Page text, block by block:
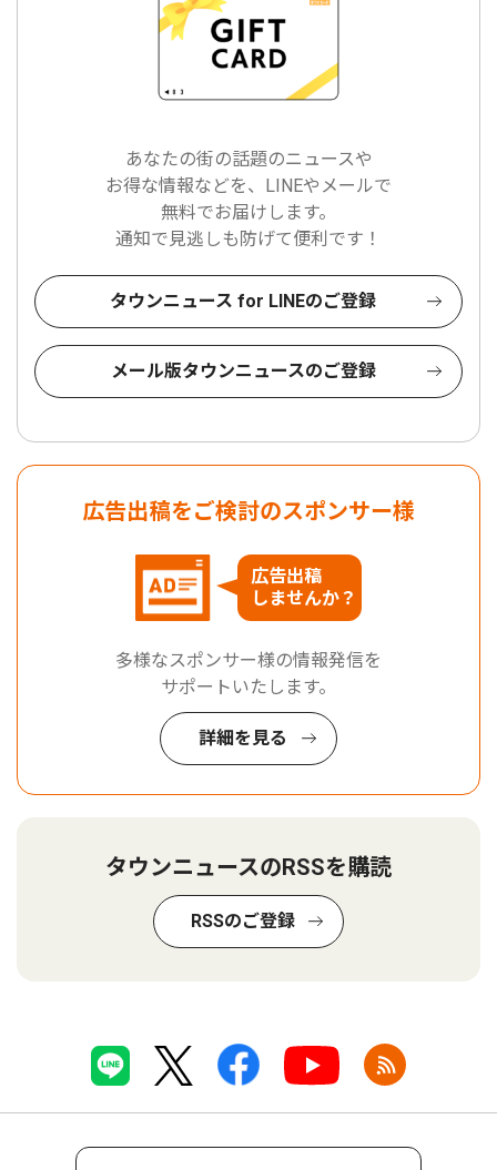
あなたの街の話題のニュースや
お得な情報などを、LINEやメールで
無料でお届けします。
通知で見逃しも防げて便利です！
タウンニュース for LINEのご登録
メール版タウンニュースのご登録
広告出稿をご検討のスポンサー様
広告出稿
しませんか？
多様なスポンサー様の情報発信を
サポートいたします。
詳細を見る
タウンニュースのRSSを購読
RSSのご登録